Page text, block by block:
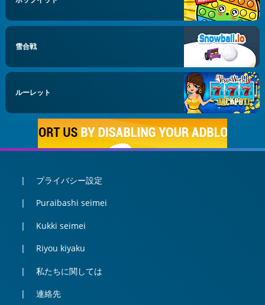
雪合戦
ルーレット
プライバシー設定
Puraibashi seimei
Kukki seimei
Riyou kiyaku
私たちに関しては
連絡先